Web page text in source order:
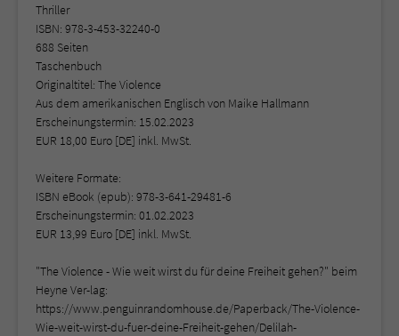
Thriller
ISBN: 978-3-453-32240-0
688 Seiten
Taschenbuch
Originaltitel: The Violence
Aus dem amerikanischen Englisch von Maike Hallmann
Erscheinungstermin: 15.02.2023
EUR 18,00 Euro [DE] inkl. MwSt.
Weitere Formate:
ISBN eBook (epub): 978-3-641-29481-6
Erscheinungstermin: 01.02.2023
EUR 13,99 Euro [DE] inkl. MwSt.
"The Violence - Wie weit wirst du für deine Freiheit gehen?" beim
Heyne Ver-lag:
https://www.penguinrandomhouse.de/Paperback/The-Violence-
Wie-weit-wirst-du-fuer-deine-Freiheit-gehen/Delilah-